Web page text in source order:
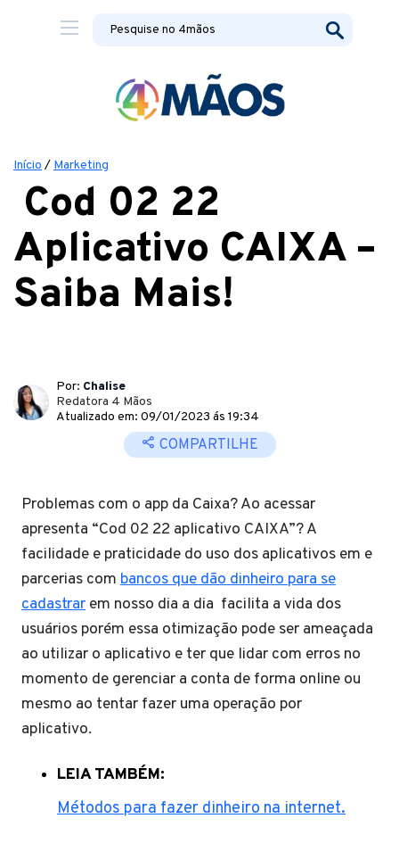
Início / Marketing
Cod 02 22
Aplicativo CAIXA –
Saiba Mais!
Por: Chalise
Redatora 4 Mãos
Atualizado em: 09/01/2023 ás 19:34
COMPARTILHE
Problemas com o app da Caixa? Ao acessar
apresenta “Cod 02 22 aplicativo CAIXA”? A
facilidade e praticidade do uso dos aplicativos em e
parcerias com bancos que dão dinheiro para se
cadastrar em nosso dia a dia facilita a vida dos
usuários porém essa otimização pode ser ameaçada
ao utilizar o aplicativo e ter que lidar com erros no
momento de gerenciar a conta de forma online ou
mesmo ao tentar fazer uma operação por
aplicativo.
LEIA TAMBÉM:
Métodos para fazer dinheiro na internet.